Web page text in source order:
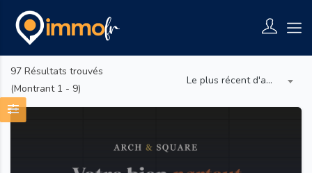
97 Résultats trouvés
(Montrant 1 - 9)
Le plus récent d'abord